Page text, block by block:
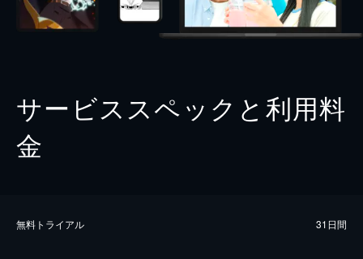
サービススペックと利用料
金
無料トライアル 31日間